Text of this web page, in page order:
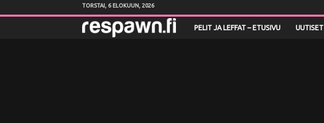
TORSTAI, 6 ELOKUUN, 2026
PELIT JA LEFFAT – ETUSIVU UUTISET